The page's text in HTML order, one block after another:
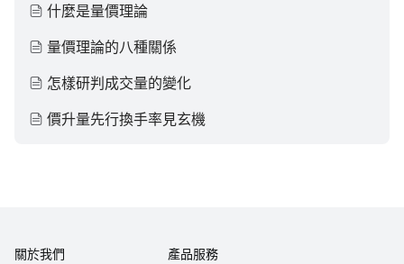
什麼是量價理論
量價理論的八種關係
怎樣研判成交量的變化
價升量先行換手率見玄機
關於我們
產品服務